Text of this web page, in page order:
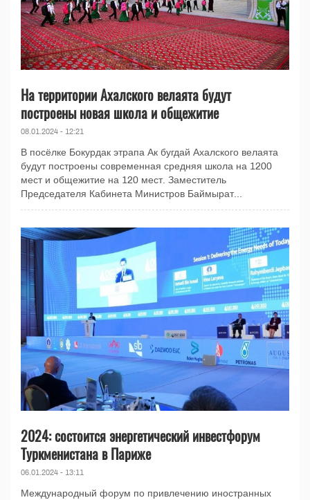
На территории Ахалского велаята будут
построены новая школа и общежитие
08.01.2024 - 12:21
В посёлке Бокурдак этрапа Ак бугдай Ахалского велаята
будут построены современная средняя школа на 1200
мест и общежитие на 120 мест. Заместитель
Председателя Кабинета Министров Баймырат...
2024: состоится энергетический инвестфорум
Туркменистана в Париже
06.01.2024 - 13:11
Международный форум по привлечению иностранных